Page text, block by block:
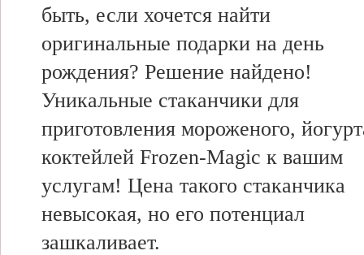
быть, если хочется найти
оригинальные подарки на день
рождения? Решение найдено!
Уникальные стаканчики для
приготовления мороженого,
коктейлей Frozen-Magic к вашим
услугам! Цена такого стаканчика
невысокая, но его потенциал
зашкаливает.